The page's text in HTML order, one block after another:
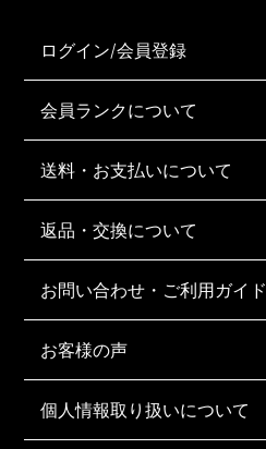
ログイン/会員登録
会員ランクについて
送料・お支払いについて
返品・交換について
お問い合わせ・ご利用ガイド
お客様の声
個人情報取り扱いについて